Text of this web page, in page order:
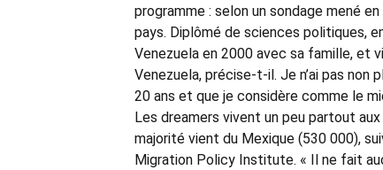
programme : selon un sondage mené
pays. Diplômé de sciences politiques,
Venezuela en 2000 avec sa famille, et
Venezuela, précise-t-il. Je n’ai pas non
20 ans et que je considère comme le
Les dreamers vivent un peu partout
majorité vient du Mexique (530 000),
Migration Policy Institute. « Il ne fait